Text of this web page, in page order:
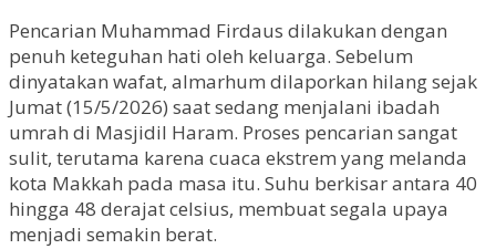
Pencarian Muhammad Firdaus dilakukan dengan
penuh keteguhan hati oleh keluarga. Sebelum
dinyatakan wafat, almarhum dilaporkan hilang sejak
Jumat (15/5/2026) saat sedang menjalani ibadah
umrah di Masjidil Haram. Proses pencarian sangat
sulit, terutama karena cuaca ekstrem yang melanda
kota Makkah pada masa itu. Suhu berkisar antara 40
hingga 48 derajat celsius, membuat segala upaya
menjadi semakin berat.